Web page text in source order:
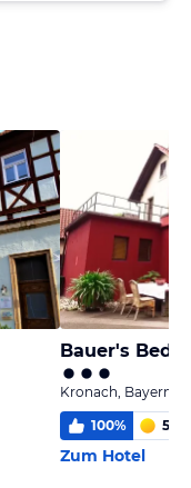
Bauer's Bed
Kronach, Bayern
100% 5,6
Zum Hotel